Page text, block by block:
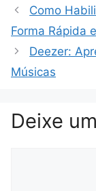
Como
Forma Rápida
Deezer:
Músicas
Deixe